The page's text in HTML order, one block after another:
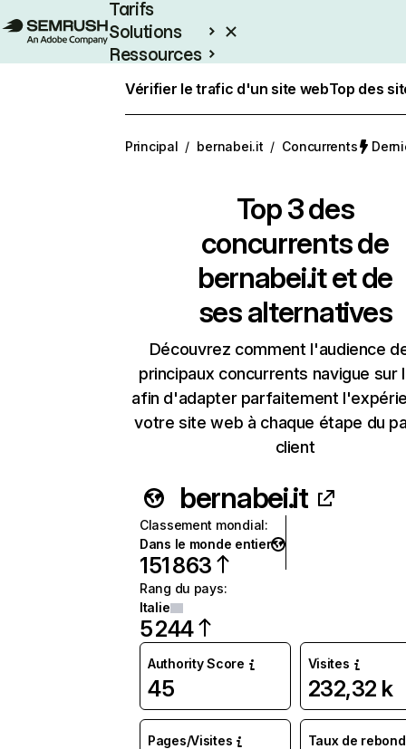
Tarifs
Solutions
Ressources
Vérifier le trafic d'un site webTop des
Principal / bernabei.it / Concurrents
Top 3 des
concurrents de
bernabei.it et de
ses alternatives
Découvrez comment l'audience
principaux concurrents navigue sur
afin d'adapter parfaitement
votre site web à chaque étape du
client
bernabei.it
Classement mondial:
Dans le monde entier
151 863
Rang du pays:
Italie
5 244
Authority Score
45
Visites
232,32 k
Pages/Visites Taux de rebond